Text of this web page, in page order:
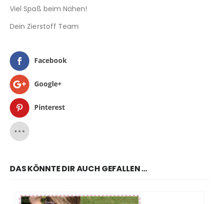
Viel Spaß beim Nähen!
Dein Zierstoff Team
Facebook
Google+
Pinterest
DAS KÖNNTE DIR AUCH GEFALLEN …